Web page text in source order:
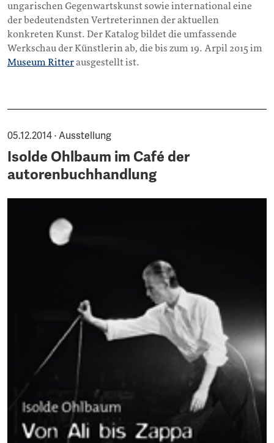
ungarischen Gegenwartskunst sowie international eine
der bedeutendsten Vertreterinnen der aktuellen
konkreten Kunst. Der Katalog bildet die umfassende
Werkschau der Künstlerin ab, die bis zum 19. Arpil 2015 im
Museum Ritterausgestellt ist.
05.12.2014 · Ausstellung
Isolde Ohlbaum im Café der
autorenbuchhandlung